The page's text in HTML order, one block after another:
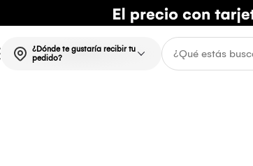
¿Dónde te gustaría recibir tu
pedido?